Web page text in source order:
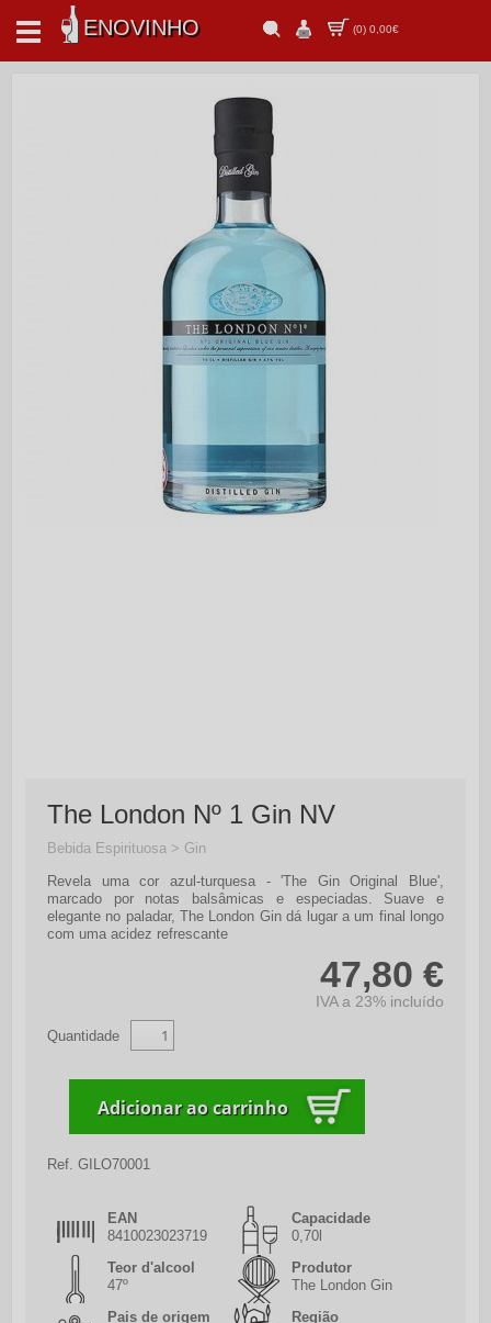
ENOVINHO (0) 0,00€
The London Nº 1 Gin NV
Bebida Espirituosa > Gin
Revela uma cor azul-turquesa - 'The Gin Original Blue',
marcado por notas balsâmicas e especiadas. Suave e
elegante no paladar, The London Gin dá lugar a um final longo
com uma acidez refrescante
47,80 €
IVA a 23% incluído
Quantidade
Ref. GILO70001
EAN
8410023023719
Capacidade
0,70l
Teor d'alcool
47º
Produtor
The London Gin
Pais de origem
Região